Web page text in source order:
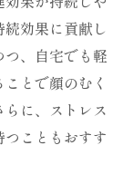
福感
効果に貢献し
、自宅でも軽
とで顔のむく
に、ストレス
こともおすす